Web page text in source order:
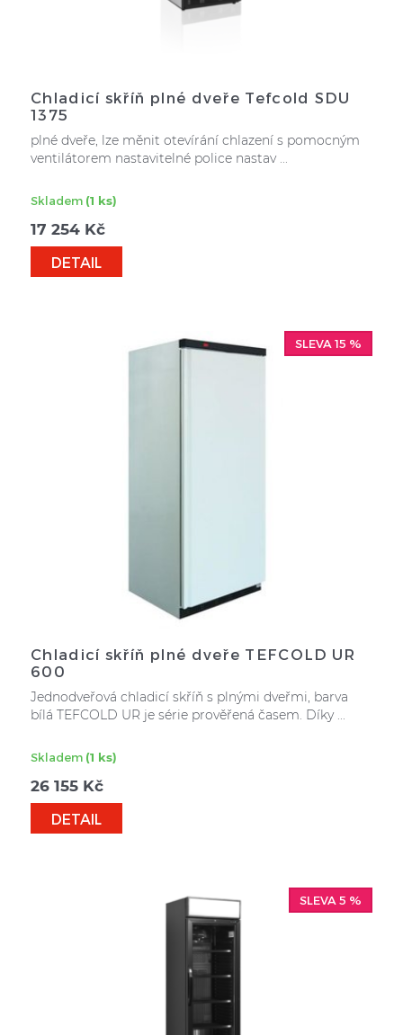
Chladicí skříň plné dveře Tefcold SDU
1375
plné dveře, lze měnit otevírání chlazení s pomocným
ventilátorem nastavitelné police nastav ...
Skladem (1 ks)
17 254 Kč
DETAIL
SLEVA 15 %
Chladicí skříň plné dveře TEFCOLD UR
600
Jednodveřová chladicí skříň s plnými dveřmi, barva
bílá TEFCOLD UR je série prověřená časem. Díky ...
Skladem (1 ks)
26 155 Kč
DETAIL
SLEVA 5 %